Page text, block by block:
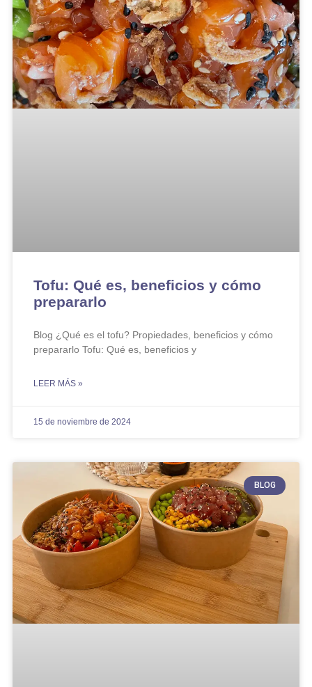
Tofu: Qué es, beneficios y cómo
prepararlo
Blog ¿Qué es el tofu? Propiedades, beneficios y cómo
prepararlo Tofu: Qué es, beneficios y
LEER MÁS »
15 de noviembre de 2024
BLOG